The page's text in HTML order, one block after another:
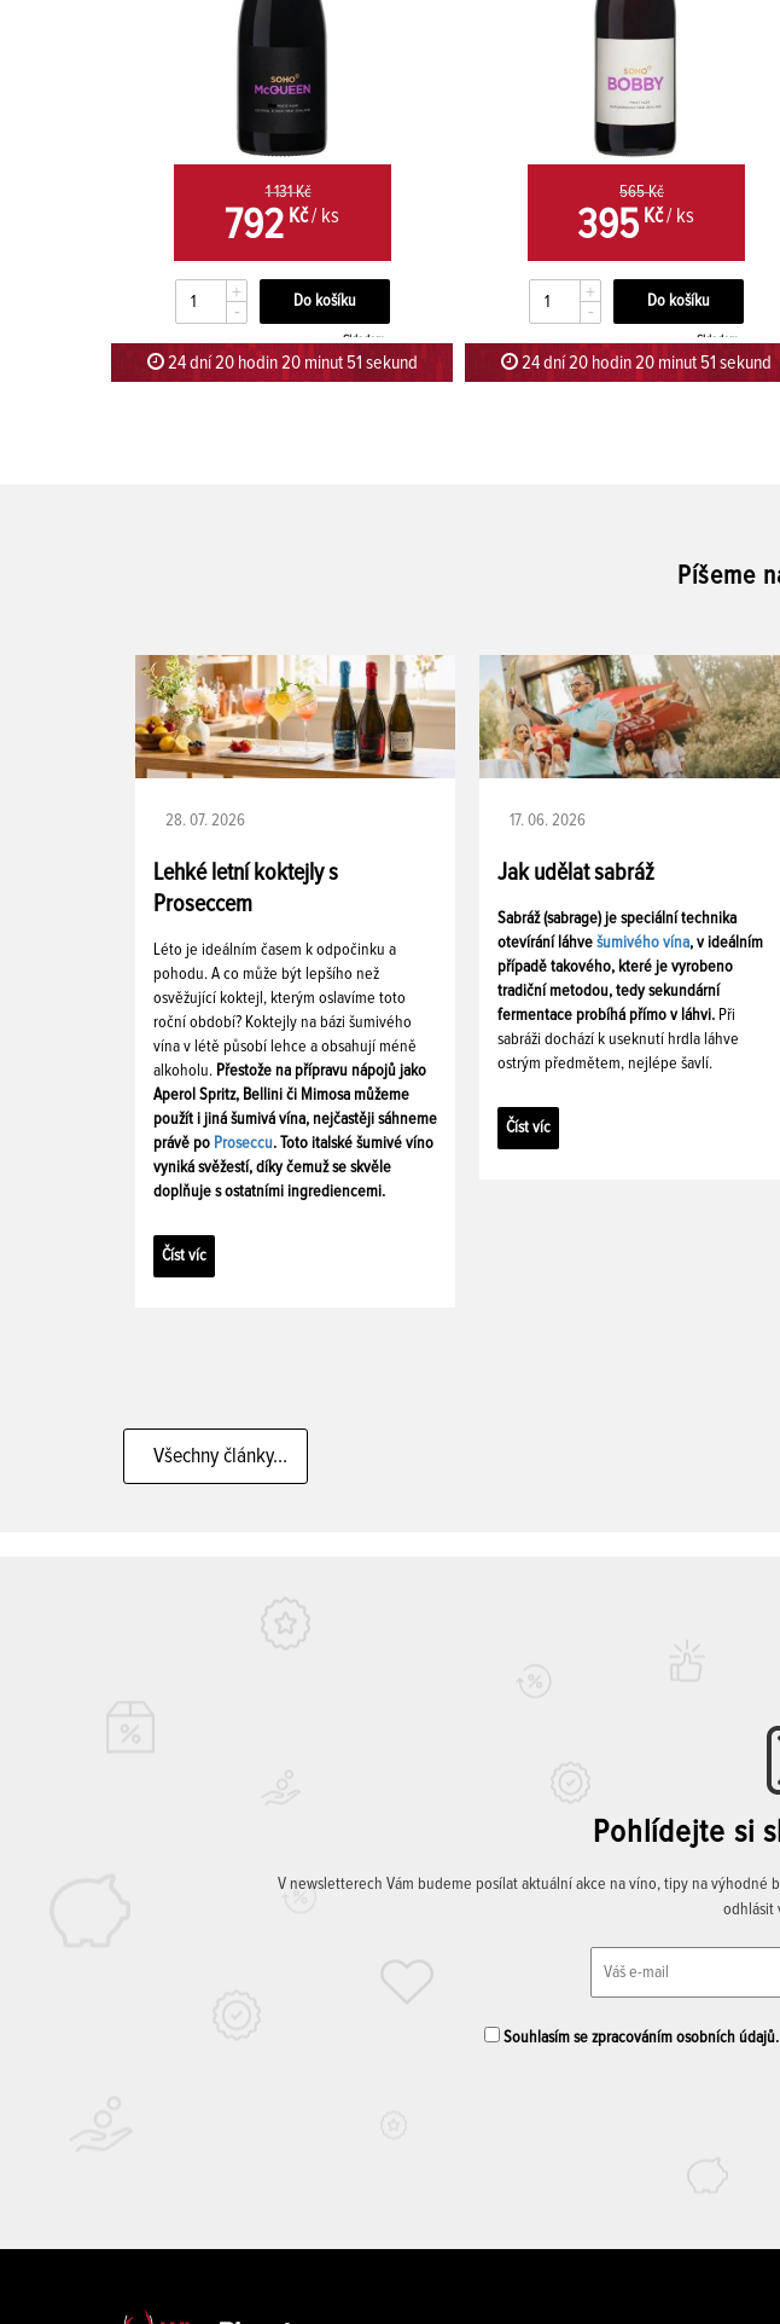
1 131 Kč
792 Kč/ ks
+
-
Skladem
24 dní 20 hodin 20 minut 51 sekund
565 Kč
395 Kč/ ks
+
-
Skladem
24 dní 20 hodin 20 minut 51 sekund
Píšeme
28. 07. 2026
Lehké letní koktejly s
Proseccem
Léto je ideálním časem k odpočinku a
pohodu. A co může být lepšího než
osvěžující koktejl, kterým oslavíme toto
roční období? Koktejly na bázi šumivého
vína v létě působí lehce a obsahují méně
alkoholu. Přestože na přípravu nápojů jako
Aperol Spritz, Bellini či Mimosa můžeme
použít i jiná šumivá vína, nejčastěji sáhneme
právě po Proseccu. Toto italské šumivé víno
vyniká svěžestí, díky čemuž se skvěle
doplňuje s ostatními ingrediencemi.
Číst víc
17. 06. 2026
Jak udělat sabráž
Sabráž (sabrage) je speciální technika
otevírání láhve šumivého vína, v ideálním
případě takového, které je vyrobeno
tradiční metodou, tedy sekundární
fermentace probíhá přímo v láhvi. Při
sabráži dochází k useknutí hrdla láhve
ostrým předmětem, nejlépe šavlí.
Číst víc
Všechny články...
Pohlídejte si
V newsletterech Vám budeme posílat aktuální akce na víno, tipy na výhodné
odhlásit
Souhlasím se zpracováním osobních